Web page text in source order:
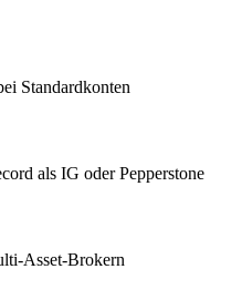
Standardkonten
als IG oder Pepperstone
Asset-Brokern